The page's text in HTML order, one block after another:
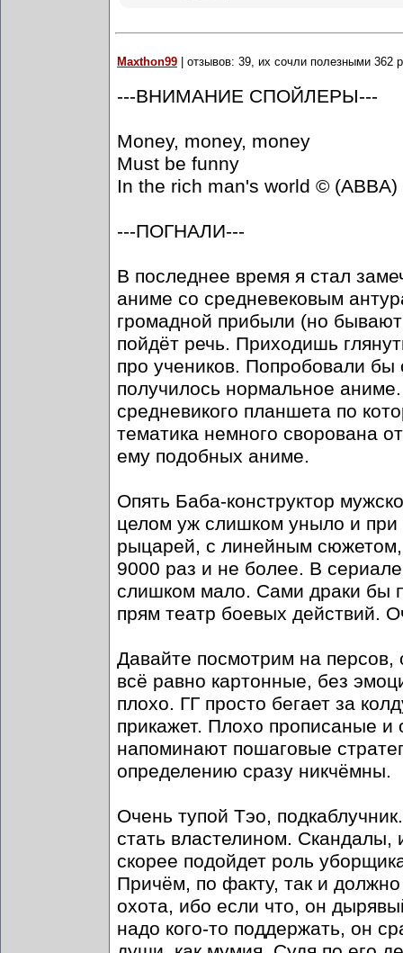
Maxthon99 | отзывов: 39, их сочли полезными 362
---ВНИМАНИЕ СПОЙЛЕРЫ---
Money, money, money
Must be funny
In the rich man's world © (ABBA)
---ПОГНАЛИ---
В последнее время я стал
аниме со средневековым
громадной прибыли (но
пойдёт речь. Приходишь
про учеников. Попробовали
получилось нормальное
средневикого планшета по
тематика немного сворована
ему подобных аниме.
Опять Баба-конструктор
целом уж слишком уныло и при
рыцарей, с линейным сюжетом,
9000 раз и не более. В
слишком мало. Сами драки бы
прям театр боевых действий.
Давайте посмотрим на
всё равно картонные, без
плохо. ГГ просто бегает за
прикажет. Плохо прописаные
напоминают пошаговые
определению сразу никчёмны.
Очень тупой Тэо,
стать властелином.
скорее подойдет роль
Причём, по факту, так и
охота, ибо если что, он
надо кого-то поддержать, он